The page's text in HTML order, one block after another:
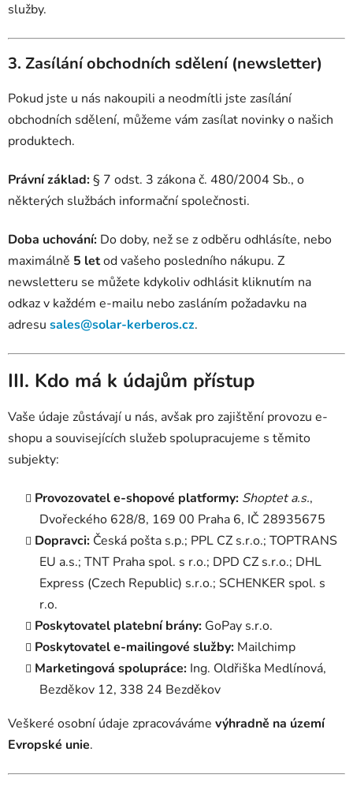
služby.
3. Zasílání obchodních sdělení (newsletter)
Pokud jste u nás nakoupili a neodmítli jste zasílání
obchodních sdělení, můžeme vám zasílat novinky o našich
produktech.
Právní základ:§ 7 odst. 3 zákona č. 480/2004 Sb., o
některých službách informační společnosti.
Doba uchování: Do doby, než se z odběru odhlásíte, nebo
maximálně 5 letod vašeho posledního nákupu. Z
newsletteru se můžete kdykoliv odhlásit kliknutím na
odkaz v každém e-mailu nebo zasláním požadavku na
adresu sales@solar-kerberos.cz.
III. Kdo má k údajům přístup
Vaše údaje zůstávají u nás, avšak pro zajištění provozu e-
shopu a souvisejících služeb spolupracujeme s těmito
subjekty:
Provozovatel e-shopové platformy: Shoptet a.s.,
Dvořeckého 628/8, 169 00 Praha 6, IČ 28935675
Dopravci: Česká pošta s.p.; PPL CZ s.r.o.; TOPTRANS
EU a.s.; TNT Praha spol. s r.o.; DPD CZ s.r.o.; DHL
Express (Czech Republic) s.r.o.; SCHENKER spol. s
r.o.
Poskytovatel platební brány: GoPay s.r.o.
Poskytovatel e-mailingové služby: Mailchimp
Marketingová spolupráce: Ing. Oldřiška Medlínová,
Bezděkov 12, 338 24 Bezděkov
Veškeré osobní údaje zpracováváme výhradně na území
Evropské unie.